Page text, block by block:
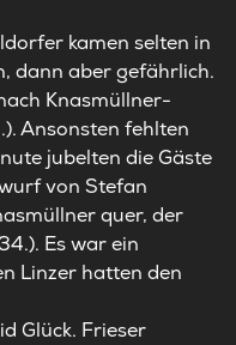
kamen selten in
dann aber gefährlich.
Knasmüllner-
Ansonsten fehlten
jubelten die Gäste
von Stefan
quer, der
Es war ein
Linzer hatten den
Glück. Frieser